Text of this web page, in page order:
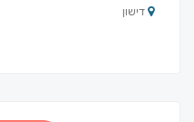
דישון